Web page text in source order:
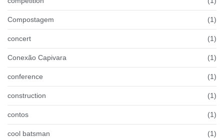
Compostagem (1)
concert (1)
Conexão Capivara (1)
conference (1)
construction (1)
contos (1)
cool batsman (1)